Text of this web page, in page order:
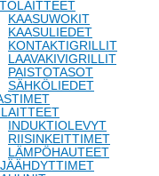
KAASUWOKIT
KAASULIEDET
KONTAKTIGRILLIT
LAAVAKIVIGRILLIT
PAISTOTASOT
SÄHKÖLIEDET
INDUKTIOLEVYT
RIISINKEITTIMET
LÄMPÖHAUTEET